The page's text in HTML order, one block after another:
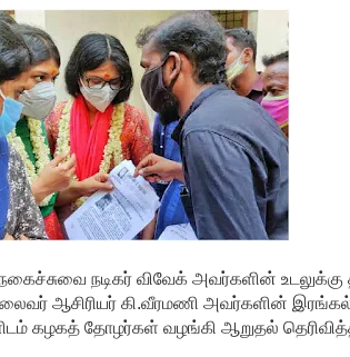
நடிகர் விவேக் அவர்களின் உடலுக்கு
ஆசிரியர் கி.வீரமணி அவர்களின்
கழகத் தோழர்கள் வழங்கி ஆறுதல்